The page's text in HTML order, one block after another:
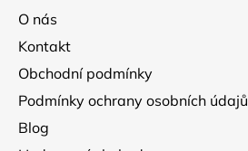
O nás
Kontakt
Obchodní podmínky
Podmínky ochrany osobních údajů
Blog